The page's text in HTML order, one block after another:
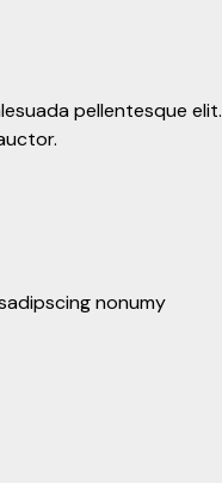
pellentesque elit.
nonumy